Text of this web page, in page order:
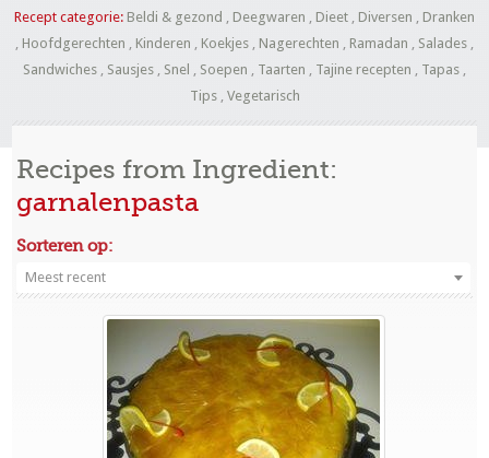
Recept categorie: Beldi & gezond , Deegwaren , Dieet , Diversen , Dranken
, Hoofdgerechten , Kinderen , Koekjes , Nagerechten , Ramadan , Salades ,
Sandwiches , Sausjes , Snel , Soepen , Taarten , Tajine recepten , Tapas ,
Tips, Vegetarisch
Recipes from Ingredient:
garnalenpasta
Sorteren op:
Meest recent